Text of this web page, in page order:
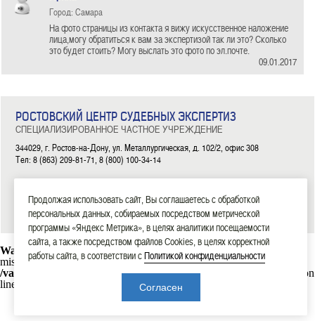
Город: Самара
На фото страницы из контакта я вижу искусственное наложение
лица,могу обратиться к вам за экспертизой так ли это? Сколько
это будет стоить? Могу выслать это фото по эл.почте.
09.01.2017
РОСТОВСКИЙ ЦЕНТР СУДЕБНЫХ ЭКСПЕРТИЗ
СПЕЦИАЛИЗИРОВАННОЕ ЧАСТНОЕ УЧРЕЖДЕНИЕ
344029, г. Ростов-на-Дону, ул. Металлургическая, д. 102/2, офис 308
Тел: 8 (863) 209-81-71, 8 (800) 100-34-14
2006—2026 СЧУ «Ростовский центр судебных экспертиз»
Warning
: mysql_connect(): Headers and client library minor version
mismatch. Headers:101113 Library:30317 in
/var/www/rostexpert.ru/data/www/rostexpert.ru/blocks/db.php
on
line
Продолжая использовать сайт, Вы соглашаетесь с обработкой
персональных данных, собираемых посредством метрической
программы «Яндекс Метрика», в целях аналитики посещаемости
сайта, а также посредством файлов Cookies, в целях корректной
работы сайта, в соответствии сПолитикой конфиденциальности
Согласен